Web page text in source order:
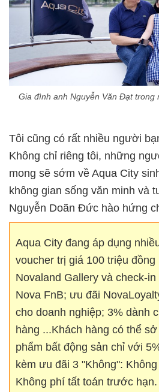
Gia đình anh Nguyễn Văn Đạt trong
Tôi cũng có rất nhiều người
Không chỉ riêng tôi, những
mong sẽ sớm về Aqua City
không gian sống văn minh và
Nguyễn Doãn Đức hào hứng
Aqua City đang áp dụng
voucher trị giá 100 triệu đồng
Novaland Gallery và check-
Nova FnB; ưu đãi
cho doanh nghiệp; 3% dành
hàng ...Khách hàng có thể
phẩm bất động sản chỉ với
kèm ưu đãi 3 "Không":
Không phí tất toán trước